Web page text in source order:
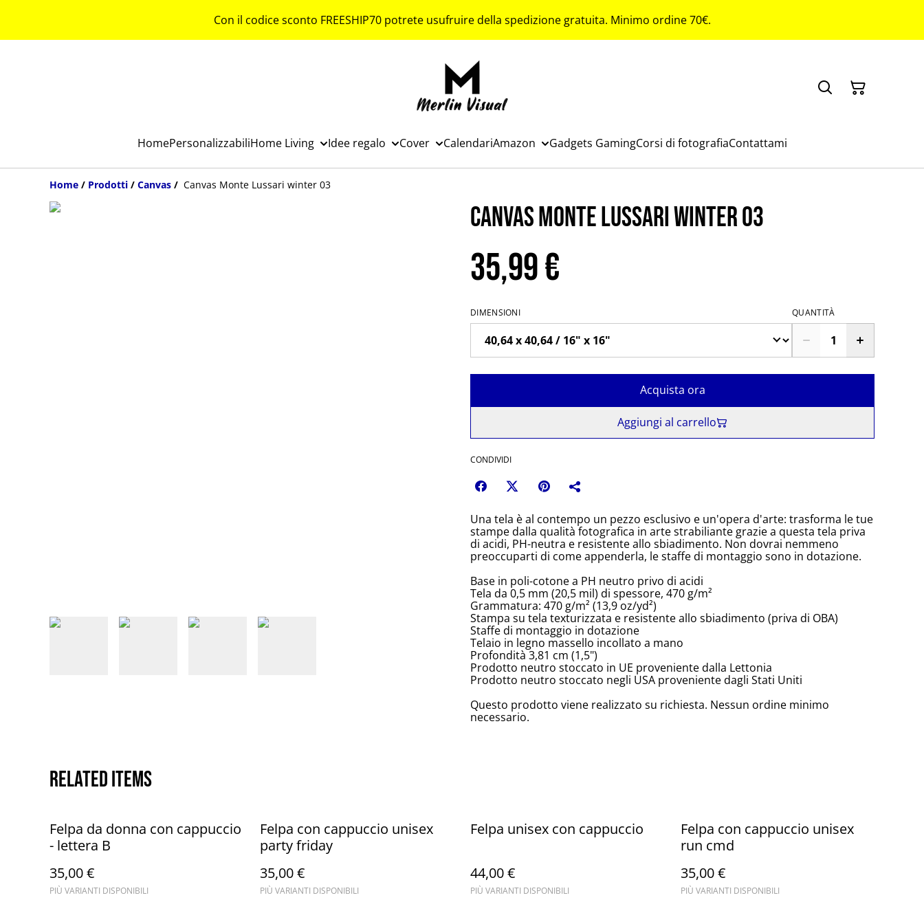
Con il codice sconto FREESHIP70 potrete usufruire della spedizione gratuita. Minimo ordine 70€.
HomePersonalizzabiliHome Living Idee regalo Cover CalendariAmazon Gadgets GamingCorsi di fotografiaContattami
Home / Prodotti / Canvas / Canvas Monte Lussari winter 03
Canvas Monte Lussari winter 03
35,99 €
DIMENSIONI QUANTITÀ
Acquista ora
Aggiungi al carrello
CONDIVIDI
Una tela è al contempo un pezzo esclusivo e un'opera d'arte: trasforma le tue
stampe dalla qualità fotografica in arte strabiliante grazie a questa tela priva
di acidi, PH-neutra e resistente allo sbiadimento. Non dovrai nemmeno
preoccuparti di come appenderla, le staffe di montaggio sono in dotazione.
Base in poli-cotone a PH neutro privo di acidi
Tela da 0,5 mm (20,5 mil) di spessore, 470 g/m²
Grammatura: 470 g/m² (13,9 oz/yd²)
Stampa su tela texturizzata e resistente allo sbiadimento (priva di OBA)
Staffe di montaggio in dotazione
Telaio in legno massello incollato a mano
Profondità 3,81 cm (1,5")
Prodotto neutro stoccato in UE proveniente dalla Lettonia
Prodotto neutro stoccato negli USA proveniente dagli Stati Uniti
Questo prodotto viene realizzato su richiesta. Nessun ordine minimo
necessario.
Related items
Felpa da donna con cappuccio
- lettera B
35,00 €
PIÙ VARIANTI DISPONIBILI
Felpa con cappuccio unisex
party friday
35,00 €
PIÙ VARIANTI DISPONIBILI
Felpa unisex con cappuccio
44,00 €
PIÙ VARIANTI DISPONIBILI
Felpa con cappuccio unisex
run cmd
35,00 €
PIÙ VARIANTI DISPONIBILI